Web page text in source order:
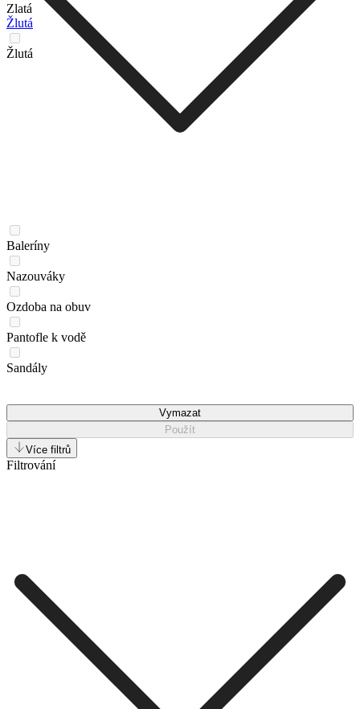
Zlatá
Žlutá
Žlutá
Baleríny
Nazouváky
Ozdoba na obuv
Pantofle k vodě
Sandály
Vymazat
Použít
Více filtrů
Filtrování